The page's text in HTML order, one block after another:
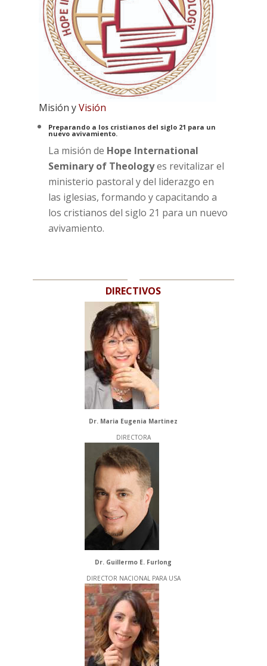
Misión yVisión
Preparando a los cristianos del siglo 21 para un
nuevo avivamiento.
La misión de Hope International
Seminary of Theologyes revitalizar el
ministerio pastoral y del liderazgo en
las iglesias, formando y capacitando a
los cristianos del siglo 21 para un nuevo
avivamiento.
DIRECTIVOS
Dr. Maria Eugenia Martinez
DIRECTORA
Dr. Guillermo E. Furlong
DIRECTOR NACIONAL PARA USA